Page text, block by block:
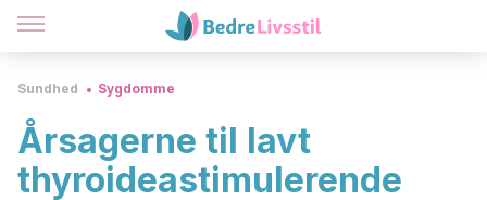
Sundhed Sygdomme
Årsagerne til lavt
thyroideastimulerende